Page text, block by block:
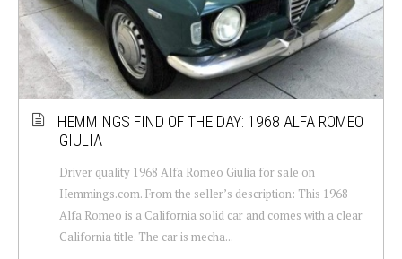
HEMMINGS FIND OF THE DAY: 1968 ALFA ROMEO
GIULIA
Driver quality 1968 Alfa Romeo Giulia for sale on
Hemmings.com. From the seller’s description: This 1968
Alfa Romeo is a California solid car and comes with a clear
California title. The car is mecha...